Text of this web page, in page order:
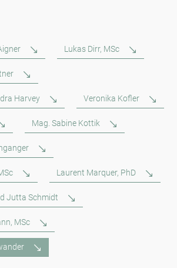
Lukas Dirr, MSc
Harvey Veronika Kofler
Mag. Sabine Kottik
Laurent Marquer, PhD
Jutta Schmidt
MSc